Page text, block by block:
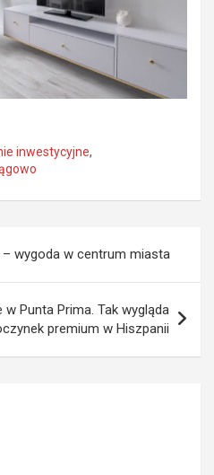
inwestycyjne,
wygoda w centrum miasta
w Punta Prima. Tak wygląda
premium w Hiszpanii